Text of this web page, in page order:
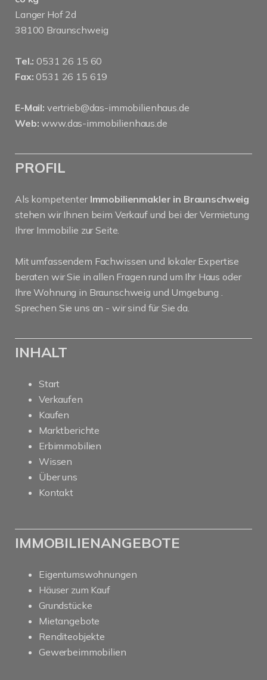
Langer Hof 2d
38100 Braunschweig
Tel.: 0531 26 15 60
Fax: 0531 26 15 619
E-Mail: vertrieb@das-immobilienhaus.de
Web: www.das-immobilienhaus.de
PROFIL
Als kompetenter Immobilienmakler in Braunschweig
stehen wir Ihnen beim Verkauf und bei der Vermietung
Ihrer Immobilie zur Seite.
Mit umfassendem Fachwissen und lokaler Expertise
beraten wir Sie in allen Fragen rund um Ihr Haus oder
Ihre Wohnung in Braunschweig und Umgebung .
Sprechen Sie uns an - wir sind für Sie da.
INHALT
Start
Verkaufen
Kaufen
Marktberichte
Erbimmobilien
Wissen
Über uns
Kontakt
IMMOBILIENANGEBOTE
Eigentumswohnungen
Häuser zum Kauf
Grundstücke
Mietangebote
Renditeobjekte
Gewerbeimmobilien